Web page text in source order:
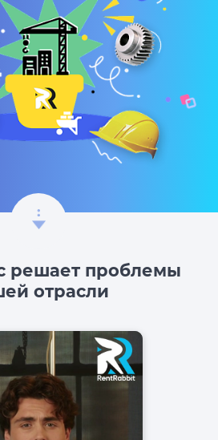
решает проблемы
отрасли